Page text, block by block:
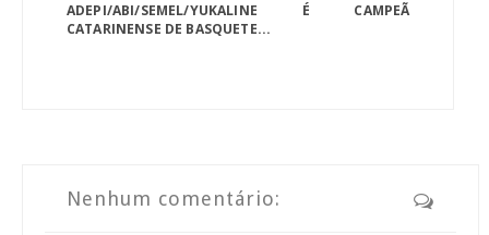
ADEPI/ABI/SEMEL/YUKALINE É CAMPEÃ
CATARINENSE DE BASQUETE...
Nenhum comentário: